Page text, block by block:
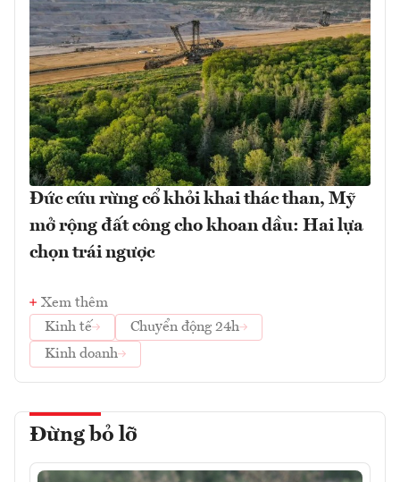
Đức cứu rừng cổ khỏi khai thác than, Mỹ
mở rộng đất công cho khoan dầu: Hai lựa
chọn trái ngược
Xem thêm
Kinh tế
Chuyển động 24h
Kinh doanh
Đừng bỏ lỡ